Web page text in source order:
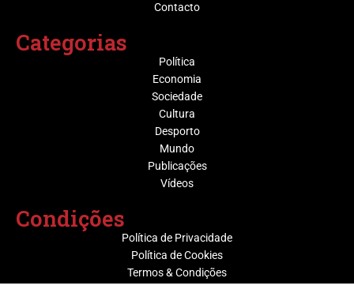
Contacto
Categorias
Política
Economia
Sociedade
Cultura
Desporto
Mundo
Publicações
Vídeos
Condições
Política de Privacidade
Política de Cookies
Termos & Condições